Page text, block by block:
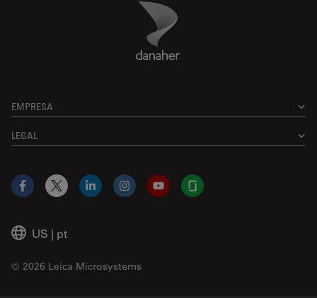
Danaher Logo
EMPRESA
LEGAL
US | pt
© 2026 Leica Microsystems
Facebook
X LinkedInInstagramYouTubeGlassdoor